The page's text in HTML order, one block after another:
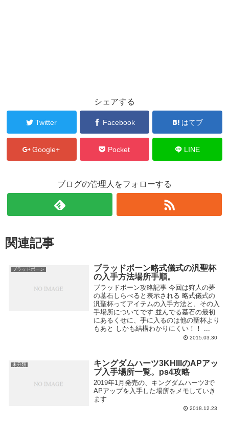
シェアする
Twitter Facebook はてブ
Google+ Pocket LINE
ブログの管理人をフォローする
関連記事
ブラッドボーン
ブラッドボーン略式儀式の汎聖杯
の入手方法場所手順。
ブラッドボーン攻略記事 今回は狩人の夢
の墓石しらべると表示される 略式儀式の
汎聖杯ってアイテムの入手方法と、その入
手場所についてです 並んでる墓石の最初
にあるくせに、手に入るのは他の聖杯より
もあと しかも結構わかりにくい！！ ...
2015.03.30
未分類
キングダムハーツ3KHIIIのAPアッ
プ入手場所一覧。ps4攻略
2019年1月発売の、キングダムハーツ3で
APアップを入手した場所をメモしていき
ます
2018.12.23